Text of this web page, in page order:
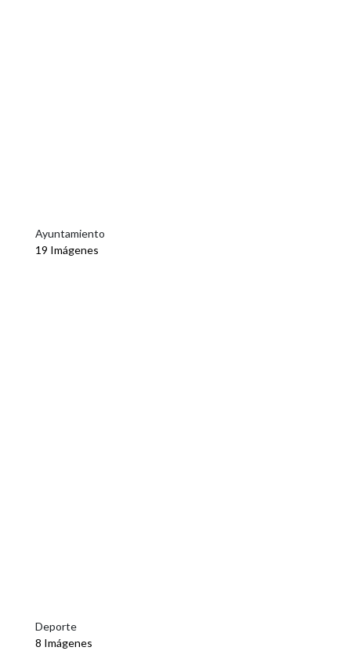
Ayuntamiento
19 Imágenes
Deporte
8 Imágenes